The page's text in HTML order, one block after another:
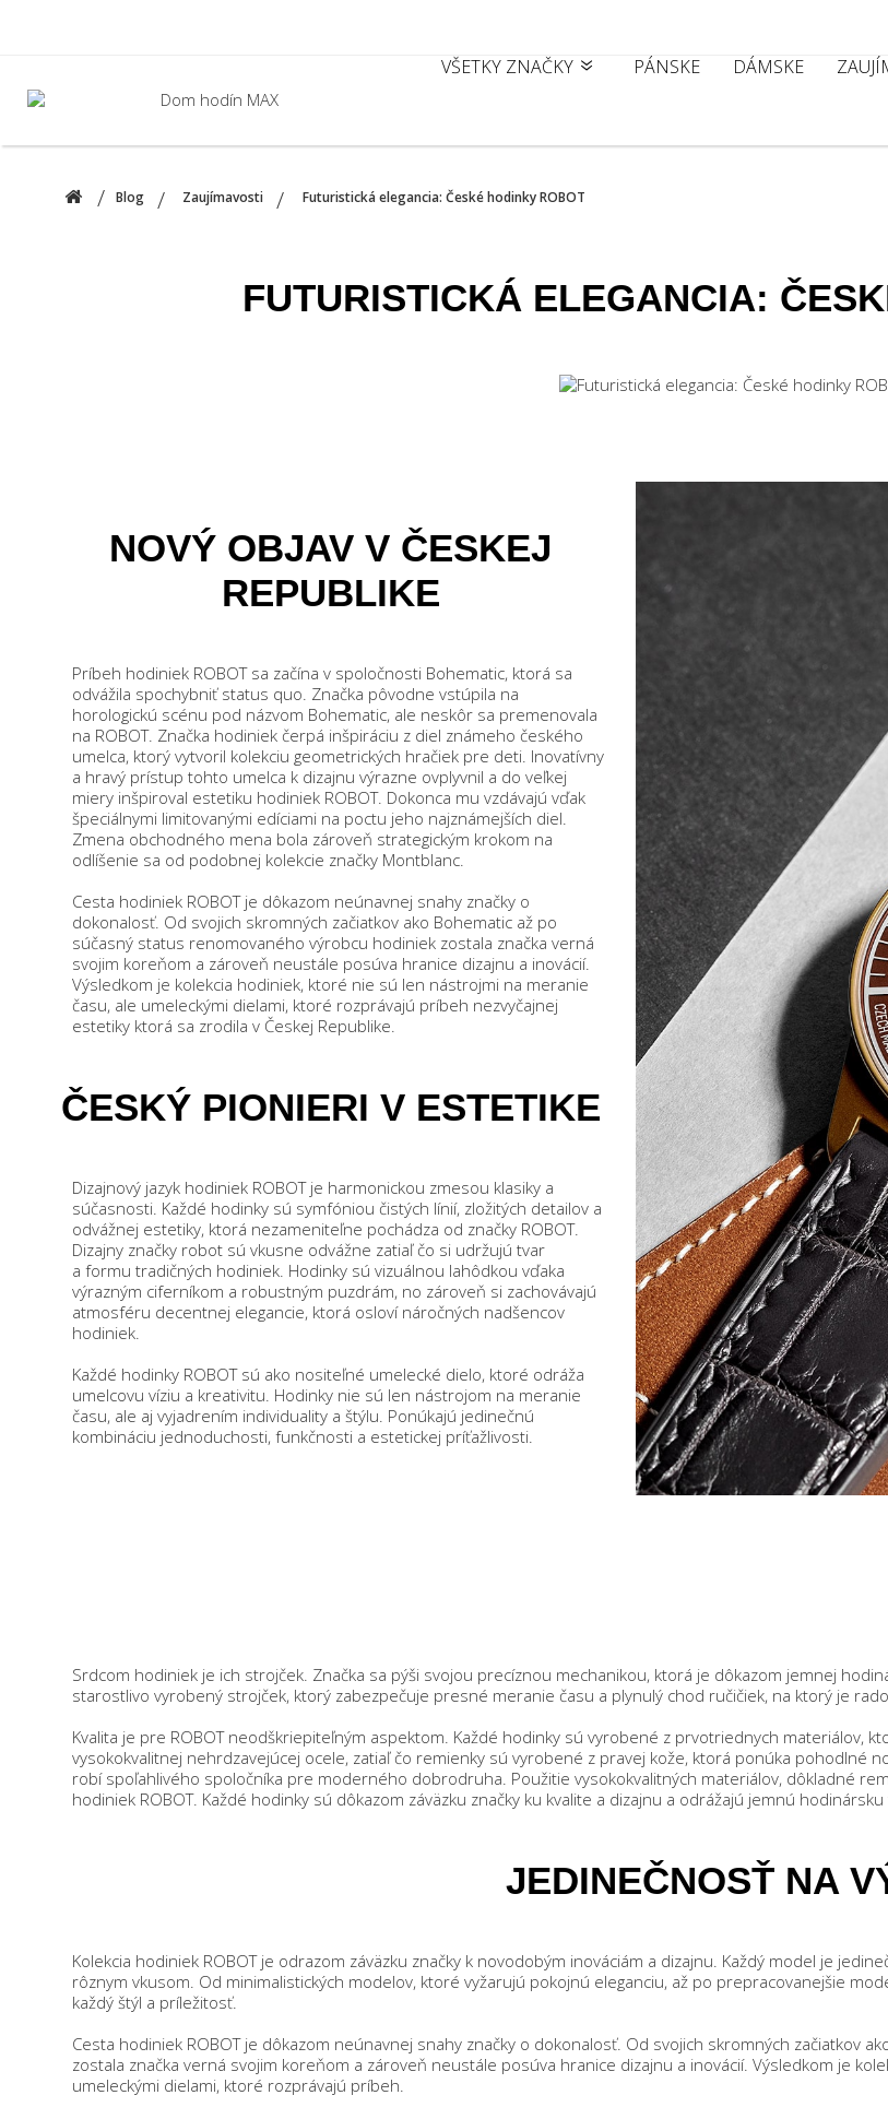
VŠETKY ZNAČKY PÁNSKE DÁMSKE
Blog Zaujímavosti Futuristická elegancia: České hodinky ROBOT
FUTURISTICKÁ ELEGANCIA:
NOVÝ OBJAV V ČESKEJ
REPUBLIKE
Príbeh hodiniek ROBOT sa začína v spoločnosti Bohematic, ktorá sa
odvážila spochybniť status quo. Značka pôvodne vstúpila na
horologickú scénu pod názvom Bohematic, ale neskôr sa premenovala
na ROBOT. Značka hodiniek čerpá inšpiráciu z diel známeho českého
umelca, ktorý vytvoril kolekciu geometrických hračiek pre deti. Inovatívny
a hravý prístup tohto umelca k dizajnu výrazne ovplyvnil a do veľkej
miery inšpiroval estetiku hodiniek ROBOT. Dokonca mu vzdávajú vďak
špeciálnymi limitovanými edíciami na poctu jeho najznámejších diel.
Zmena obchodného mena bola zároveň strategickým krokom na
odlíšenie sa od podobnej kolekcie značky Montblanc.
Cesta hodiniek ROBOT je dôkazom neúnavnej snahy značky o
dokonalosť. Od svojich skromných začiatkov ako Bohematic až po
súčasný status renomovaného výrobcu hodiniek zostala značka verná
svojim koreňom a zároveň neustále posúva hranice dizajnu a inovácií.
Výsledkom je kolekcia hodiniek, ktoré nie sú len nástrojmi na meranie
času, ale umeleckými dielami, ktoré rozprávajú príbeh nezvyčajnej
estetiky ktorá sa zrodila v Českej Republike.
ČESKÝ PIONIERI V ESTETIKE
Dizajnový jazyk hodiniek ROBOT je harmonickou zmesou klasiky a
súčasnosti. Každé hodinky sú symfóniou čistých línií, zložitých detailov a
odvážnej estetiky, ktorá nezameniteľne pochádza od značky ROBOT.
Dizajny značky robot sú vkusne odvážne zatiaľ čo si udržujú tvar
a formu tradičných hodiniek. Hodinky sú vizuálnou lahôdkou vďaka
výrazným ciferníkom a robustným puzdrám, no zároveň si zachovávajú
atmosféru decentnej elegancie, ktorá osloví náročných nadšencov
hodiniek.
Každé hodinky ROBOT sú ako nositeľné umelecké dielo, ktoré odráža
umelcovu víziu a kreativitu. Hodinky nie sú len nástrojom na meranie
času, ale aj vyjadrením individuality a štýlu. Ponúkajú jedinečnú
kombináciu jednoduchosti, funkčnosti a estetickej príťažlivosti.
Srdcom hodiniek je ich strojček. Značka sa pýši svojou precíznou mechanikou, ktorá je dôkazom jemnej
starostlivo vyrobený strojček, ktorý zabezpečuje presné meranie času a plynulý chod ručičiek, na ktorý je
Kvalita je pre ROBOT neodškriepiteľným aspektom. Každé hodinky sú vyrobené z prvotriednych materiálov,
vysokokvalitnej nehrdzavejúcej ocele, zatiaľ čo remienky sú vyrobené z pravej kože, ktorá ponúka pohodlné
robí spoľahlivého spoločníka pre moderného dobrodruha. Použitie vysokokvalitných materiálov, dôkladné
hodiniek ROBOT. Každé hodinky sú dôkazom záväzku značky ku kvalite a dizajnu a odrážajú jemnú
JEDINEČNOSŤ NA
Kolekcia hodiniek ROBOT je odrazom záväzku značky k novodobým inováciám a dizajnu. Každý model je
rôznym vkusom. Od minimalistických modelov, ktoré vyžarujú pokojnú eleganciu, až po prepracovanejšie
každý štýl a príležitosť.
Cesta hodiniek ROBOT je dôkazom neúnavnej snahy značky o dokonalosť. Od svojich skromných začiatkov
zostala značka verná svojim koreňom a zároveň neustále posúva hranice dizajnu a inovácií. Výsledkom je
umeleckými dielami, ktoré rozprávajú príbeh.